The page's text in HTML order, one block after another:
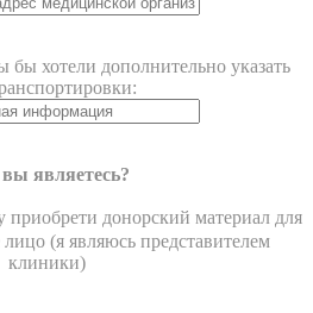
хотели дополнительно указать
являетесь?
приобрети донорский материал для
(я являюсь представителем
клиники)